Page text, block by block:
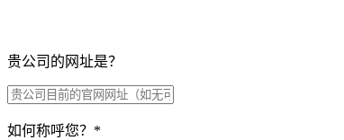
贵公司的网址是？
如何称呼您？ *